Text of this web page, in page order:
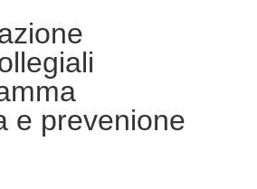
e prevenione